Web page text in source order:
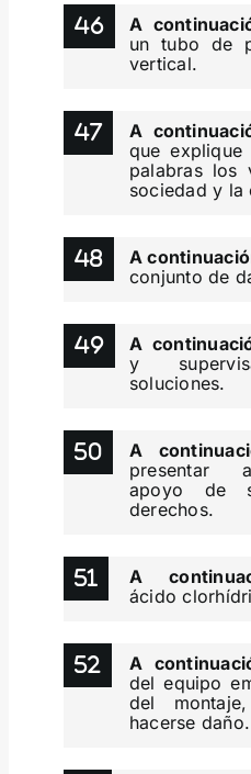
A
un tubo de
vertical.
A
que
palabras los
sociedad y la
A
conjunto de
A
y
soluciones.
A
presentar
apoyo de
derechos.
A
ácido
A
del equipo
del
hacerse daño.